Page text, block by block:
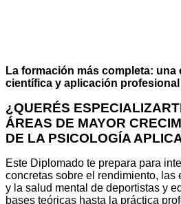
La formación más completa:
científica y aplicación
¿QUERÉS
ÁREAS DE MAYOR
DE LA PSICOLOGÍA
Este Diplomado te prepara para
concretas sobre el rendimiento, las
y la salud mental de deportistas y
bases teóricas hasta la práctica